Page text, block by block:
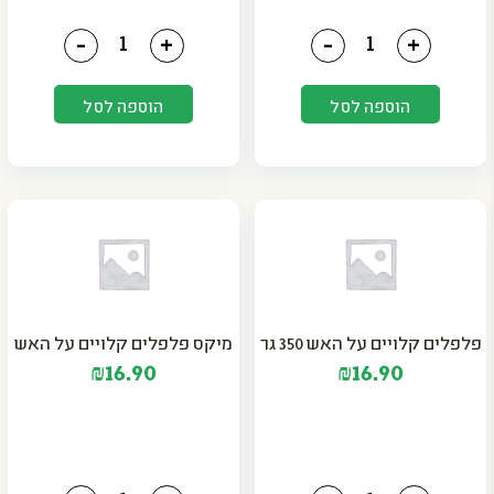
כמות של 30 ביצי משק XL - משק הולנדר
+
-
הוספה לסל
כמות של שמן זית סבא
+
-
הוספה לסל
פלפלים קלויים על האש 350 גר
₪16.90
מיקס פלפלים קלויים על האש
₪16.90